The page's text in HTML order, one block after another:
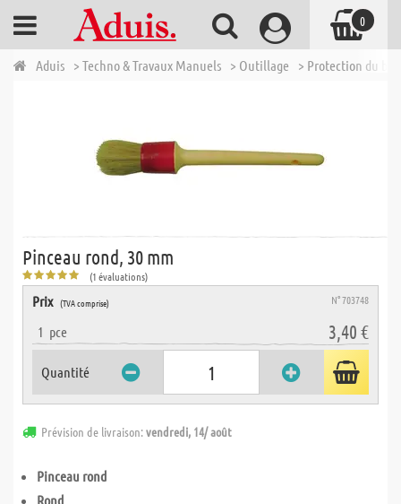
Aduis > Techno & Travaux Manuels > Outillage > Protection du bois
Pinceau rond, 30 mm
(1 évaluations)
Prix (TVA comprise) N° 703748
1 pce 3,40 €
Quantité
Prévision de livraison:vendredi, 14/ août
Pinceau rond
Rond
0